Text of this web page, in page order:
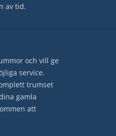
av tid.
och vill ge
service.
trumset
gamla
att